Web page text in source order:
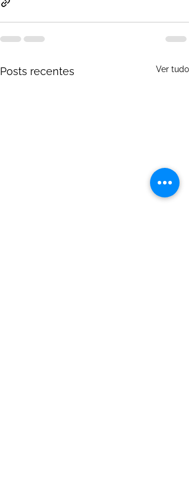
Posts recentes Ver tudo